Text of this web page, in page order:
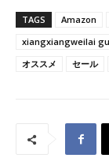
TAGS Amazon
xiangxiangweilai
オススメ
セール